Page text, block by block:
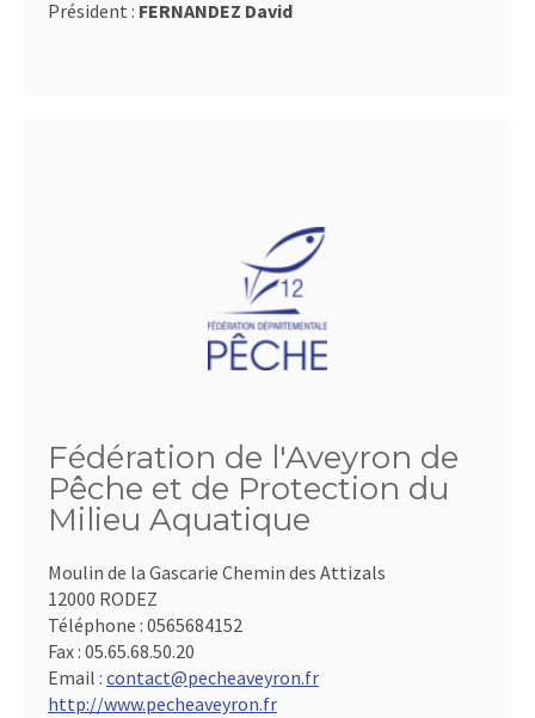
Président : FERNANDEZ David
Fédération de l'Aveyron de
Pêche et de Protection du
Milieu Aquatique
Moulin de la Gascarie Chemin des Attizals
12000 RODEZ
Téléphone : 0565684152
Fax : 05.65.68.50.20
Email : contact@pecheaveyron.fr
http://www.pecheaveyron.fr